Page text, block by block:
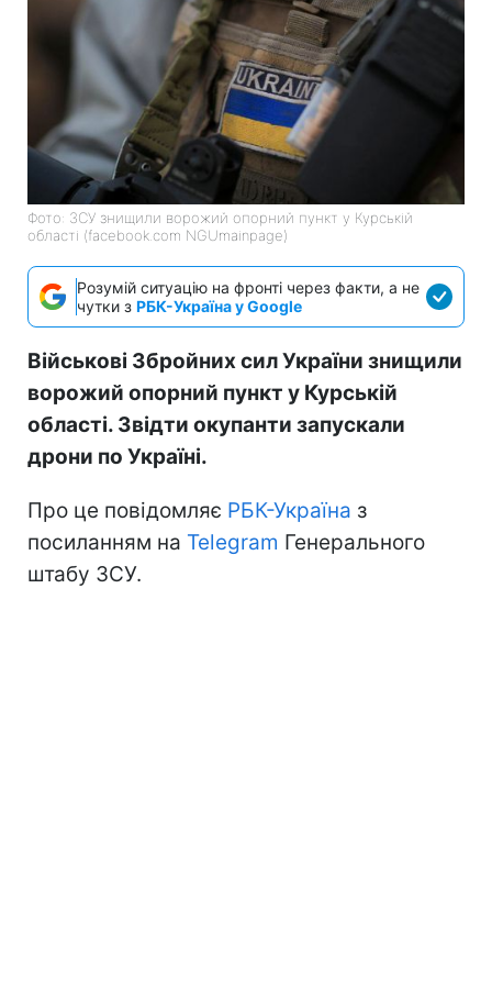
Фото: ЗСУ знищили ворожий опорний пункт у Курській
області (facebook.com NGUmainpage)
Розумій ситуацію на фронті через факти, а не
чутки з РБК-Україна у Google
Військові Збройних сил України знищили
ворожий опорний пункт у Курській
області. Звідти окупанти запускали
дрони по Україні.
Про це повідомляє РБК-Україна з
посиланням на Telegram Генерального
штабу ЗСУ.